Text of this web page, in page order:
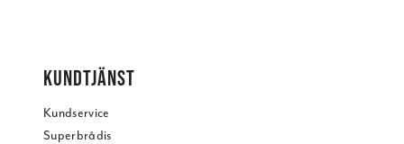
KUNDTJÄNST
Kundservice
Superbrådis